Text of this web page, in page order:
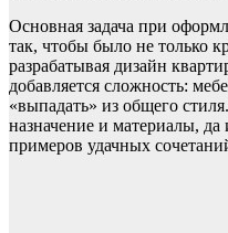
Основная задача при
так, чтобы было не только
разрабатывая дизайн
добавляется сложность:
«выпадать» из общего
назначение и материалы,
примеров удачных